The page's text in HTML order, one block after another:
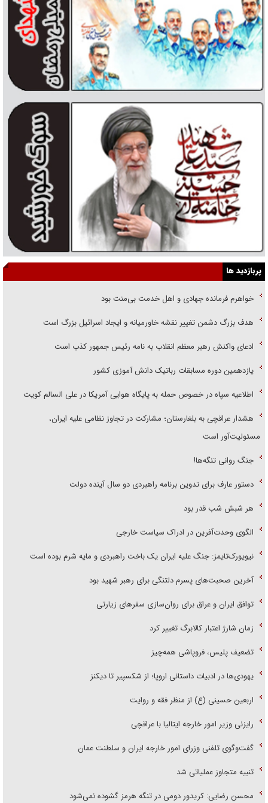
پربازدید ها
خواهرم فرمانده جهادی و اهل خدمت بی‌منت بود
هدف بزرگ دشمن تغییر نقشه خاورمیانه و ایجاد اسرائیل بزرگ است
ادعای واکنش رهبر معظم انقلاب به نامه رئیس جمهور کذب است
یازدهمین دوره مسابقات رباتیک دانش آموزی کشور
اطلاعیه سپاه در خصوص حمله به پایگاه هوایی آمریکا در علی السالم کویت
هشدار عراقچی به بلغارستان؛ مشارکت در تجاوز نظامی علیه ایران،
مسئولیت‌آور است
جنگ روانی تنگه‌ها!
دستور عارف برای تدوین برنامه راهبردی دو سال آینده دولت
هر شبش شب قدر بود
الگوی وحدت‌آفرین در ادراک سیاست خارجی
نیویورک‌تایمز: جنگ علیه ایران یک باخت راهبردی و مایه شرم بوده است
آخرین صحبت‌های پسرم دلتنگی برای رهبر شهید بود
توافق ایران و عراق برای روان‌سازی سفر‌های زیارتی
زمان شارژ اعتبار کالابرگ تغییر کرد
تضعیف پلیس، فروپاشی همه‌چیز
یهودی‌ها در ادبیات داستانی اروپا؛ از شکسپیر تا دیکنز
اربعین حسینی (ع) از منظر فقه و روایت
رایزنی وزیر امور خارجه ایتالیا با عراقچی
گفت‌وگوی تلفنی وزرای امور خارجه ایران و سلطنت عمان
تنبیه متجاوز عملیاتی شد
محسن رضایی: کریدور دومی در تنگه هرمز گشوده نمی‌شود